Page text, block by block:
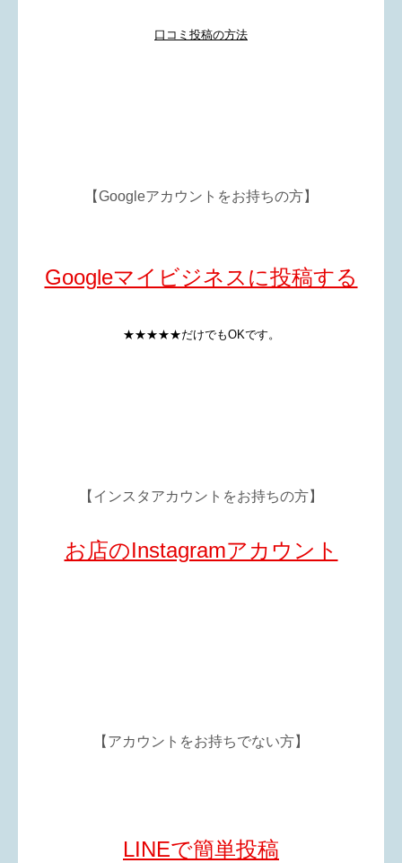
口コミ投稿の方法
【Googleアカウントをお持ちの方】
Googleマイビジネスに投稿する
★★★★★だけでもOKです。
【インスタアカウントをお持ちの方】
お店のInstagramアカウント
【アカウントをお持ちでない方】
LINEで簡単投稿